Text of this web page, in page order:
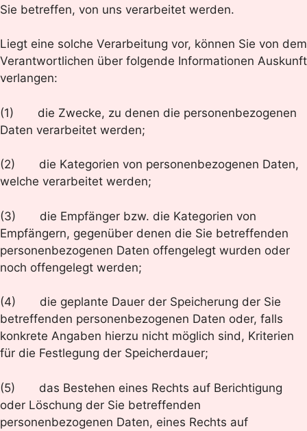
Sie betreffen, von uns verarbeitet werden.
Liegt eine solche Verarbeitung vor, können Sie von dem
Verantwortlichen über folgende Informationen Auskunft
verlangen:
(1) die Zwecke, zu denen die personenbezogenen
Daten verarbeitet werden;
(2) die Kategorien von personenbezogenen Daten,
welche verarbeitet werden;
(3) die Empfänger bzw. die Kategorien von
Empfängern, gegenüber denen die Sie betreffenden
personenbezogenen Daten offengelegt wurden oder
noch offengelegt werden;
(4) die geplante Dauer der Speicherung der Sie
betreffenden personenbezogenen Daten oder, falls
konkrete Angaben hierzu nicht möglich sind, Kriterien
für die Festlegung der Speicherdauer;
(5) das Bestehen eines Rechts auf Berichtigung
oder Löschung der Sie betreffenden
personenbezogenen Daten, eines Rechts auf